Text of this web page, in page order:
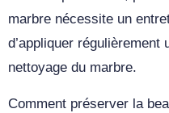
marbre nécessite un
d’appliquer
nettoyage du marbre.
Comment préserver la